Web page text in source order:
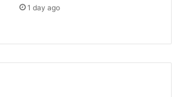
1 day ago